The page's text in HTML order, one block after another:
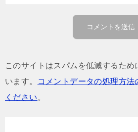
このサイトはスパムを低減するため
います。
コメントデータの処理方
ください 。